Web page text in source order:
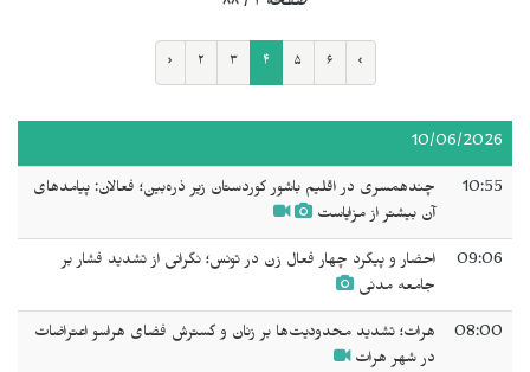
‹ ۲ ۳ ۴ ۵ ۶ ›
10/06/2026
10:55
چندهمسری در اقلیم باشور کوردستان زیر ذره‌بین؛ فعالان: پیامدهای
آن بیشتر از مزایاست
09:06
احضار و پیگرد چهار فعال زن در تونس؛ نگرانی از تشدید فشار بر
جامعه مدنی
08:00
هرات؛ تشدید محدودیت‌ها بر زنان و گسترش فضای هراسو اعتراضات
در شهر هرات